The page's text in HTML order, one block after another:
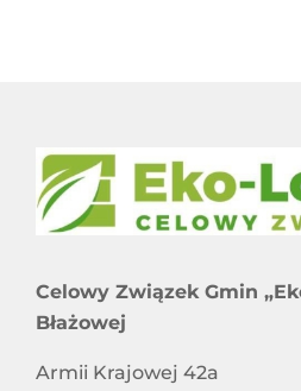
Celowy Związek Gmin
Błażowej
Armii Krajowej 42a